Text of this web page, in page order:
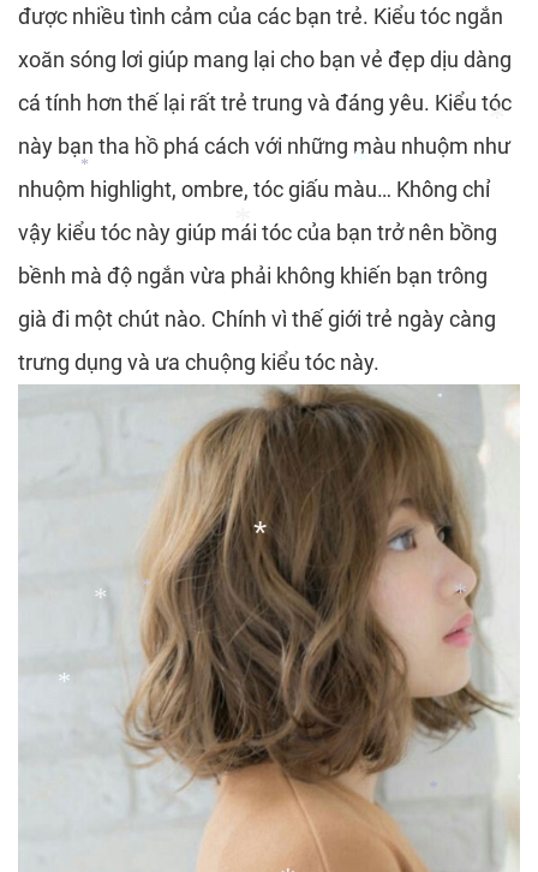
*
*
*
*
*
*
*
*
được nhiều tình cảm của các bạn trẻ. Kiểu tóc ngắn
xoăn sóng lơi giúp mang lại cho bạn vẻ đẹp dịu dàng
cá tính hơn thế lại rất trẻ trung và đáng yêu. Kiểu tóc
này bạn tha hồ phá cách với những màu nhuộm như
nhuộm highlight, ombre, tóc giấu màu… Không chỉ
vậy kiểu tóc này giúp mái tóc của bạn trở nên bồng
bềnh mà độ ngắn vừa phải không khiến bạn trông
già đi một chút nào. Chính vì thế giới trẻ ngày càng
trưng dụng và ưa chuộng kiểu tóc này.